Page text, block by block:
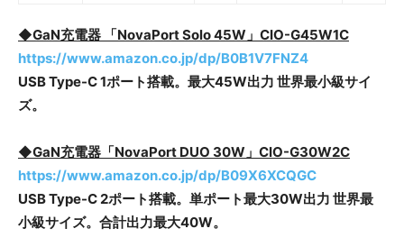
◆GaN充電器 「NovaPort Solo 45W」CIO-G45W1C
https://www.amazon.co.jp/dp/B0B1V7FNZ4
USB Type-C 1ポート搭載。最大45W出力 世界最小級サイ
ズ。
◆GaN充電器「NovaPort DUO 30W」CIO-G30W2C
https://www.amazon.co.jp/dp/B09X6XCQGC
USB Type-C 2ポート搭載。単ポート最大30W出力 世界最
小級サイズ。合計出力最大40W。